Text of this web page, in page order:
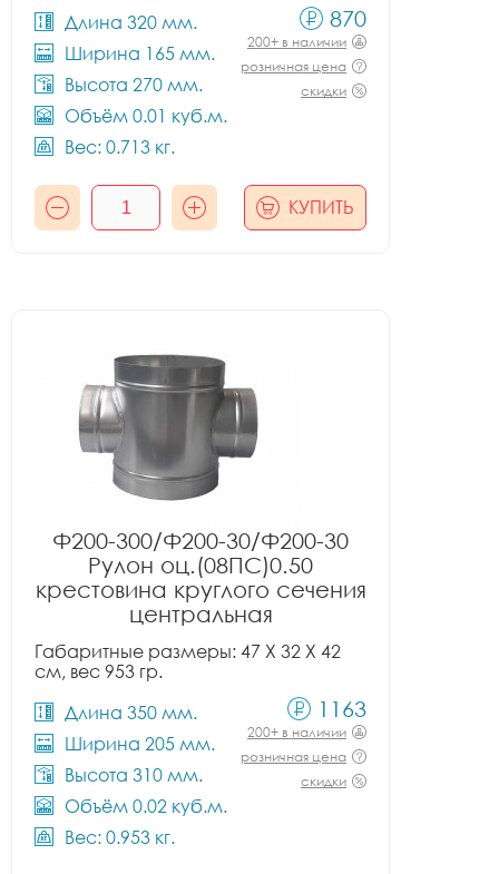
Длина 320 мм.
Ширина 165 мм.
Высота 270 мм.
Объём 0.01 куб.м.
Вес: 0.713 кг.
870
200+ в наличии
розничная цена
скидки
КУПИТЬ
Ф200-300/Ф200-30/Ф200-30
Рулон оц.(08ПС)0.50
крестовина круглого сечения
центральная
Габаритные размеры: 47 X 32 X 42
см, вес 953 гр.
Длина 350 мм.
Ширина 205 мм.
Высота 310 мм.
Объём 0.02 куб.м.
Вес: 0.953 кг.
1163
200+ в наличии
розничная цена
скидки